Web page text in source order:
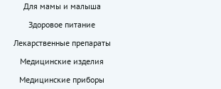
Для мамы и малыша
Здоровое питание
Лекарственные препараты
Медицинские изделия
Медицинские приборы